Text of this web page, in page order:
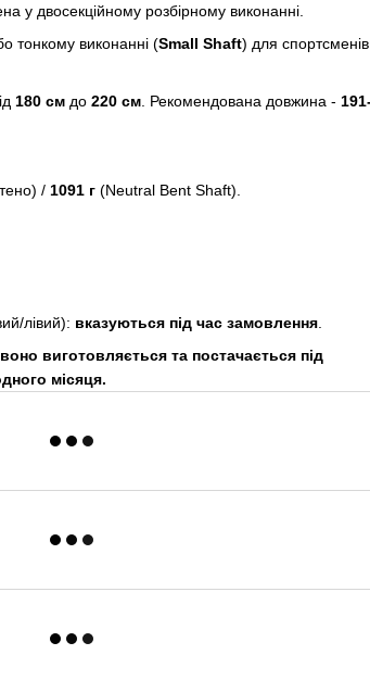
у двосекційному розбірному виконанні.
тонкому виконанні (Small Shaft) для
180 см до 220 см . Рекомендована довжина -
/ 1091 г (Neutral Bent Shaft).
лівий): вказуються під час замовлення
виготовляється та постачається під
місяця.